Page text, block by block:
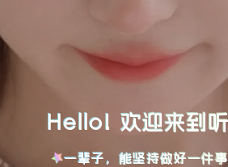
Hello! 欢迎来到
一辈子，能坚持做好一件